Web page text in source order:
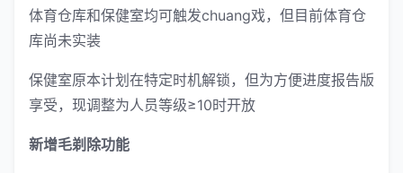
体育仓库和保健室均可触发chuang戏，但目前体育仓
库尚未实装
保健室原本计划在特定时机解锁，但为方便进度报告版
享受，现调整为人员等级≥10时开放
新增毛剃除功能